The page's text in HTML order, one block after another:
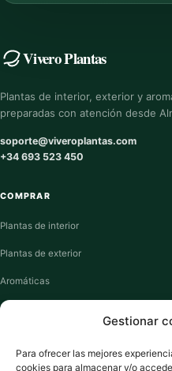
Gestionar
Para ofrecer las mejores
cookies para almacenar y/o
Vivero Plantas
Plantas de interior, exterior y
preparadas con atención desde
soporte@viveroplantas.com
+34 693 523 450
COMPRAR
Plantas de interior
Plantas de exterior
Aromáticas
Suculentas